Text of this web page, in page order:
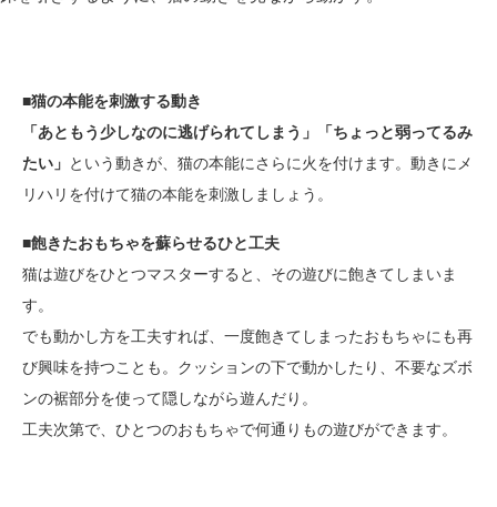
■猫の本能を刺激する動き
「あともう少しなのに逃げられてしまう」「ちょっと弱ってるみ
たい」 という動きが、猫の本能にさらに火を付けます。動きにメ
リハリを付けて猫の本能を刺激しましょう。
■飽きたおもちゃを蘇らせるひと工夫
猫は遊びをひとつマスターすると、その遊びに飽きてしまいま
す。
でも動かし方を工夫すれば、一度飽きてしまったおもちゃにも再
び興味を持つことも。クッションの下で動かしたり、不要なズボ
ンの裾部分を使って隠しながら遊んだり。
工夫次第で、ひとつのおもちゃで何通りもの遊びができます。